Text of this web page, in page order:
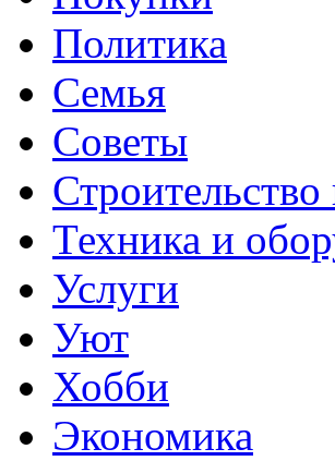
Политика
Семья
Советы
Техника и
Услуги
Уют
Хобби
Экономика